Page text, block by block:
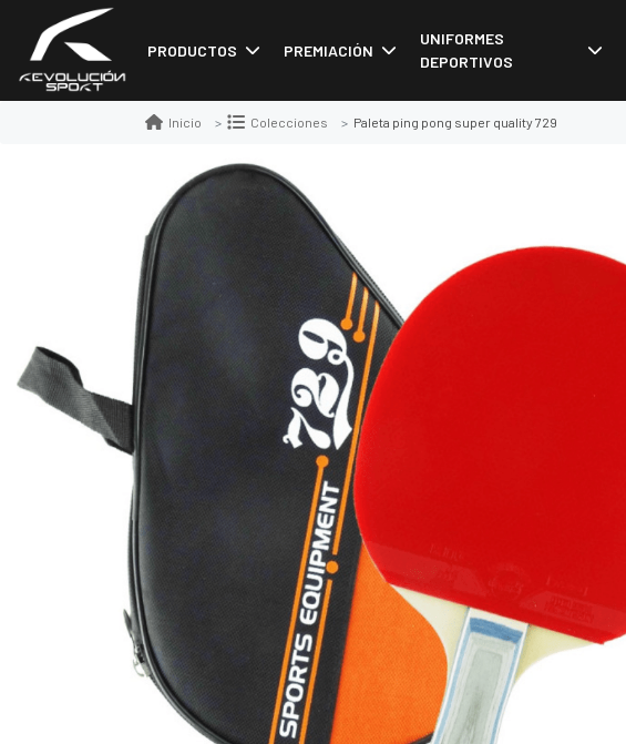
PRODUCTOS PREMIACIÓN
UNIFORMES
DEPORTIVOS
Inicio Colecciones Paleta ping pong super quality 729